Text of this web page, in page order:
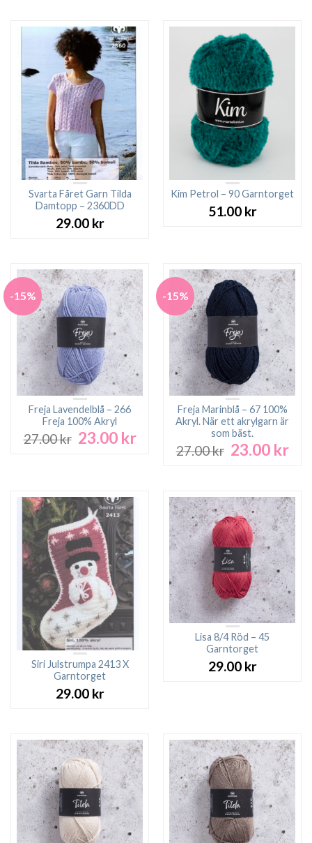
Svarta Fåret Garn Tilda
Damtopp – 2360DD
29.00 kr
Kim Petrol – 90 Garntorget
51.00 kr
-15%
Freja Lavendelblå – 266
Freja 100% Akryl
27.00kr Det
23.00 krDet
nuvarande
-15%
Freja Marinblå – 67 100%
Akryl. När ett akrylgarn är
som bäst.
27.00kr Det
27.00 kr.
23.00 krDet
Siri Julstrumpa 2413 X
Garntorget
29.00 kr
Lisa 8/4 Röd – 45
Garntorget
29.00 kr